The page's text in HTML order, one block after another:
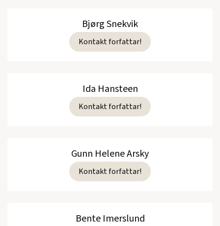
Bjørg Snekvik
Kontakt forfattar!
Ida Hansteen
Kontakt forfattar!
Gunn Helene Arsky
Kontakt forfattar!
Bente Imerslund